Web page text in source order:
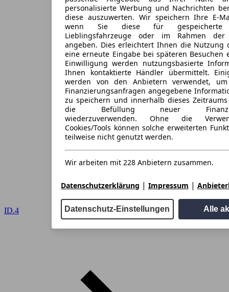
personalisierte Werbung und Nachrichten
diese auszuwerten. Wir speichern Ihre E-
wenn Sie diese für gespeicherte
Lieblingsfahrzeuge oder im Rahmen der
angeben. Dies erleichtert Ihnen die Nutzung
eine erneute Eingabe bei späteren
Einwilligung werden nutzungsbasierte
Ihnen kontaktierte Händler übermittelt.
werden von den Anbietern verwendet,
Finanzierungsanfragen angegebene
zu speichern und innerhalb dieses
die Befüllung neuer
wiederzuverwenden. Ohne die
Cookies/Tools können solche erweiterten
teilweise nicht genutzt werden.
Wir arbeiten mit 228 Anbietern zusammen.
Datenschutzerklärung | Impressum |
Datenschutz-Einstellungen Alle
ID.4